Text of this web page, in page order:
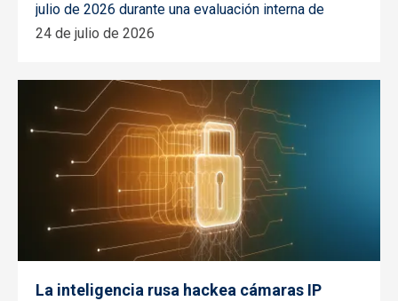
julio de 2026 durante una evaluación interna de
24 de julio de 2026
La inteligencia rusa hackea cámaras IP